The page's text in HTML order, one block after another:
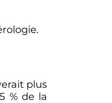
plus
% de la